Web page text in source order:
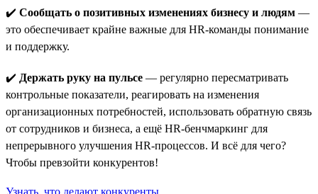
✔️ Сообщать о позитивных изменениях бизнесу и людям —
это обеспечивает крайне важные для HR-команды понимание
и поддержку.
✔️ Держать руку на пульсе — регулярно пересматривать
контрольные показатели, реагировать на изменения
организационных потребностей, использовать обратную связь
от сотрудников и бизнеса, а ещё HR-бенчмаркинг для
непрерывного улучшения HR-процессов. И всё для чего?
Чтобы превзойти конкурентов!
Узнать, что делают конкуренты